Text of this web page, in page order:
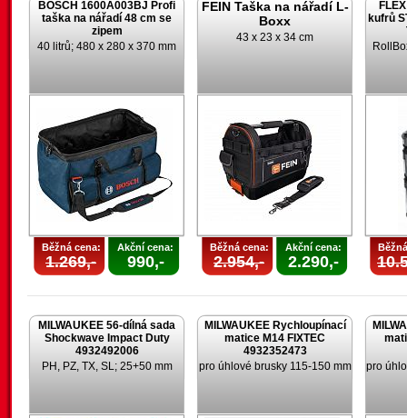
BOSCH 1600A003BJ Profi
taška na nářadí 48 cm se
zipem
40 litrů; 480 x 280 x 370 mm
Běžná cena:
1.269,-
Akční cena:
990,-
FEIN Taška na nářadí L-
Boxx
43 x 23 x 34 cm
Běžná cena:
2.954,-
Akční cena:
2.290,-
kufrů
MILWAUKEE 56-dílná sada
Shockwave Impact Duty
4932492006
PH, PZ, TX, SL; 25+50 mm
MILWAUKEE Rychloupínací
matice M14 FIXTEC
4932352473
pro úhlové brusky 115-150 mm
pro